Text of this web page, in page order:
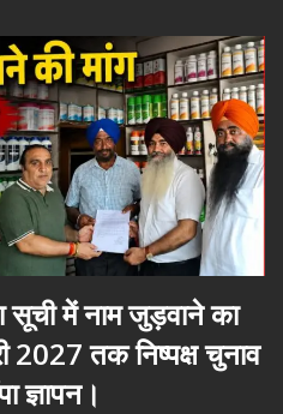
सूची में नाम जुड़वाने का
2027 तक निष्पक्ष चुनाव
ज्ञापन।